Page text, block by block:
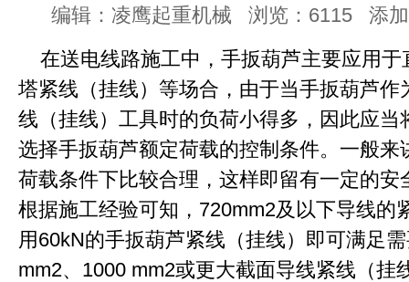
编辑：凌鹰起重机械 浏览：6115 添加
在送电线路施工中，手扳葫芦主要应用
塔紧线（挂线）等场合，由于当手扳葫芦
线（挂线）工具时的负荷小得多，因此应
选择手扳葫芦额定荷载的控制条件。一般
荷载条件下比较合理，这样即留有一定的安
根据施工经验可知，720mm2及以下导线的
用60kN的手扳葫芦紧线（挂线）即可满足
mm2、1000 mm2或更大截面导线紧线（挂